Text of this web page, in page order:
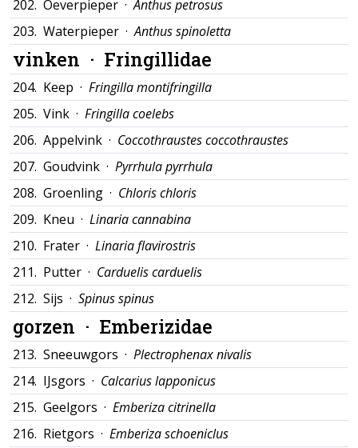
202. Oeverpieper ·Anthus petrosus
203. Waterpieper ·Anthus spinoletta
vinken · Fringillidae
204. Keep · Fringilla montifringilla
205. Vink · Fringilla coelebs
206. Appelvink · Coccothraustes coccothraustes
207. Goudvink · Pyrrhula pyrrhula
208. Groenling · Chloris chloris
209. Kneu · Linaria cannabina
210. Frater · Linaria flavirostris
211. Putter · Carduelis carduelis
212. Sijs · Spinus spinus
gorzen · Emberizidae
213. Sneeuwgors · Plectrophenax nivalis
214. IJsgors · Calcarius lapponicus
215. Geelgors · Emberiza citrinella
216. Rietgors · Emberiza schoeniclus